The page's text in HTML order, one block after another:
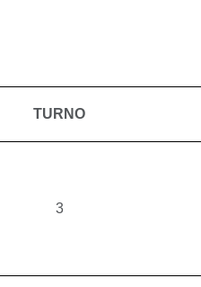
TURNO
3